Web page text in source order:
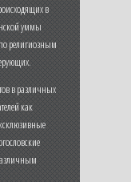
в
уммы
религиозным
в различных
как